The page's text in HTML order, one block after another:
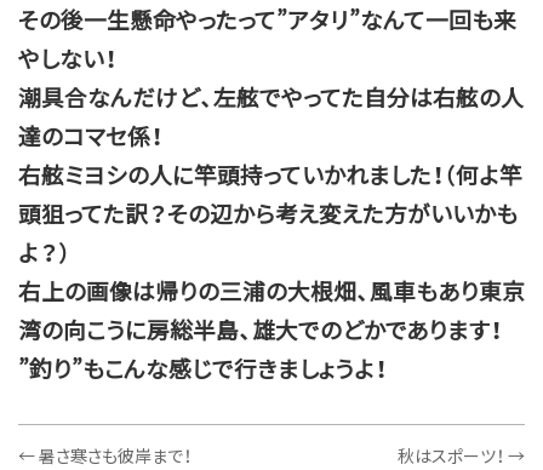
その後一生懸命やったって”アタリ”なんて一回も来
やしない！
潮具合なんだけど、左舷でやってた自分は右舷の人
達のコマセ係！
右舷ミヨシの人に竿頭持っていかれました！（何よ竿
頭狙ってた訳？その辺から考え変えた方がいいかも
よ？）
右上の画像は帰りの三浦の大根畑、風車もあり東京
湾の向こうに房総半島、雄大でのどかであります！
”釣り”もこんな感じで行きましょうよ！
←暑さ寒さも彼岸まで！ 秋はスポーツ！ →